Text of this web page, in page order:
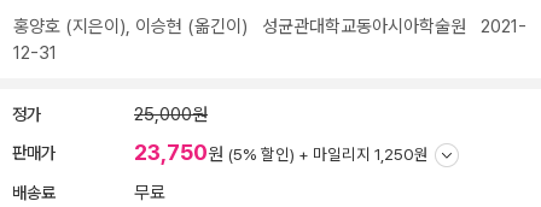
홍양호 (지은이), 이승현 (옮긴이) 성균관대학교동아시아학술원 2021-
12-31
정가 25,000원
판매가 23,750원 (5% 할인) + 마일리지 1,250원
배송료 무료